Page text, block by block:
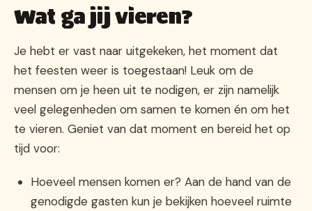
Wat ga jij vieren?
Je hebt er vast naar uitgekeken, het moment dat
het feesten weer is toegestaan! Leuk om de
mensen om je heen uit te nodigen, er zijn namelijk
veel gelegenheden om samen te komen én om het
te vieren. Geniet van dat moment en bereid het op
tijd voor:
Hoeveel mensen komen er? Aan de hand van de
genodigde gasten kun je bekijken hoeveel ruimte